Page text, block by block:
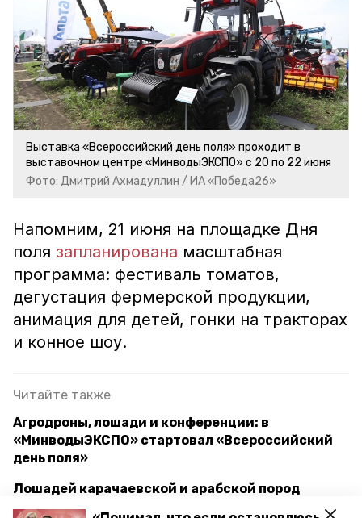
Выставка «Всероссийский день поля» проходит в
выставочном центре «МинводыЭКСПО» с 20 по 22 июня
Фото: Дмитрий Ахмадуллин / ИА «Победа26»
Напомним, 21 июня на площадке Дня
поля запланирована масштабная
программа: фестиваль томатов,
дегустация фермерской продукции,
анимация для детей, гонки на тракторах
и конное шоу.
Читайте также
Агродроны, лошади и конференции: в
«МинводыЭКСПО» стартовал «Всероссийский
день поля»
Лошадей карачаевской и арабской пород
показали в День поля в Минводах